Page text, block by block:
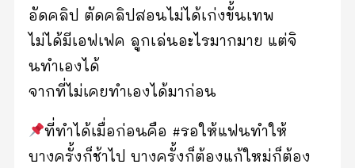
อัดคลิป ตัดคลิปสอนไม่ได้เก่งขั้นเทพ
ไม่ได้มีเอฟเฟค ลูกเล่นอะไรมากมาย แต่จิ
นทำเองได้
จากที่ไม่เคยทำเองได้มาก่อน
​ที่ทำได้เมื่อก่อนคือ #รอให้แฟนทำให้
บางครั้งก็ช้าไป บางครั้งก็ต้องแก้ใหม่ก็ต้อง